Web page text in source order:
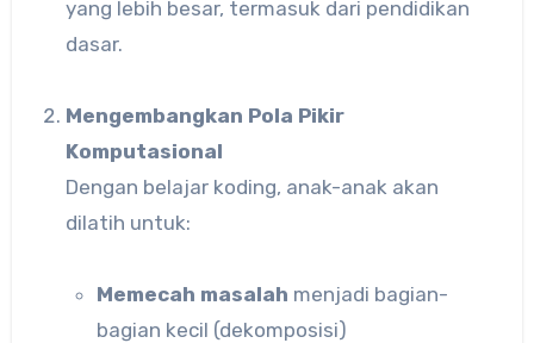
yang lebih besar, termasuk dari pendidikan
dasar.
Mengembangkan Pola Pikir
Komputasional
Dengan belajar koding, anak-anak akan
dilatih untuk:
Memecah masalah menjadi bagian-
bagian kecil (dekomposisi)